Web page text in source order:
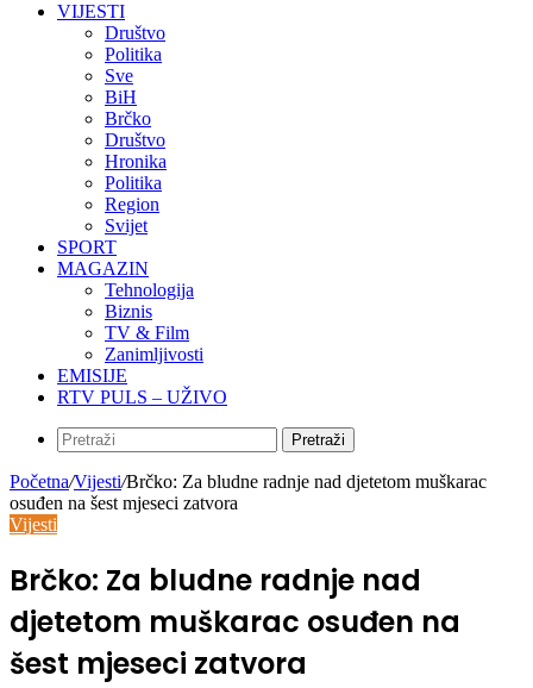
VIJESTI
Društvo
Politika
Sve
BiH
Brčko
Društvo
Hronika
Politika
Region
Svijet
SPORT
MAGAZIN
Tehnologija
Biznis
TV & Film
Zanimljivosti
EMISIJE
RTV PULS – UŽIVO
Pretraži
Početna/Vijesti/Brčko: Za bludne radnje nad djetetom muškarac
osuđen na šest mjeseci zatvora
Vijesti
Brčko: Za bludne radnje nad
djetetom muškarac osuđen na
šest mjeseci zatvora